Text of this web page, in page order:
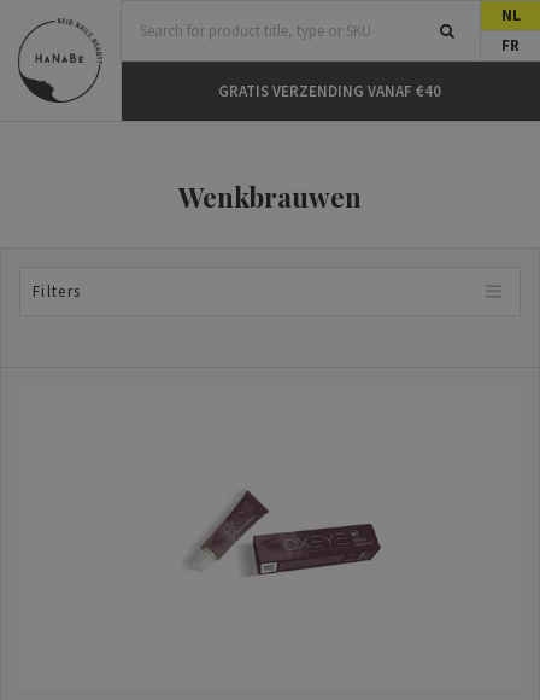
NL
FR
HUIS GRATIS VERZENDING VANAF €40
Wenkbrauwen
Filters